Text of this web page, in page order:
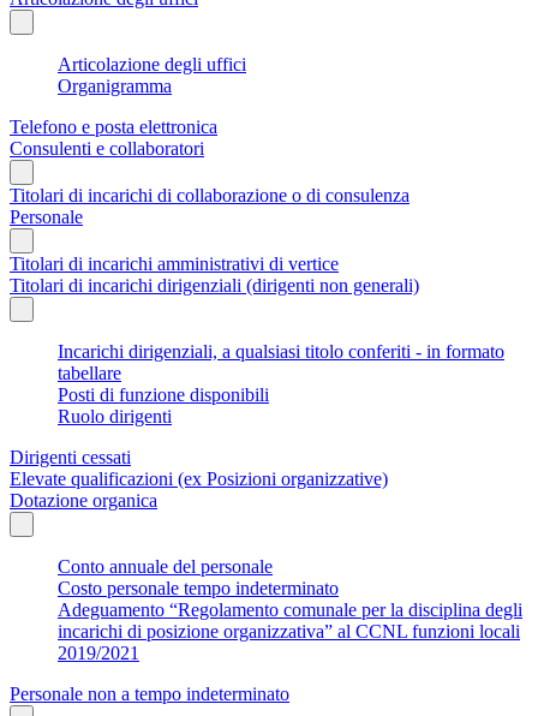
Articolazione degli uffici
Organigramma
Telefono e posta elettronica
Consulenti e collaboratori
Titolari di incarichi di collaborazione o di consulenza
Personale
Titolari di incarichi amministrativi di vertice
Titolari di incarichi dirigenziali (dirigenti non generali)
Incarichi dirigenziali, a qualsiasi titolo conferiti - in formato
tabellare
Posti di funzione disponibili
Ruolo dirigenti
Dirigenti cessati
Elevate qualificazioni (ex Posizioni organizzative)
Dotazione organica
Conto annuale del personale
Costo personale tempo indeterminato
Adeguamento “Regolamento comunale per la disciplina degli
incarichi di posizione organizzativa” al CCNL funzioni locali
2019/2021
Personale non a tempo indeterminato